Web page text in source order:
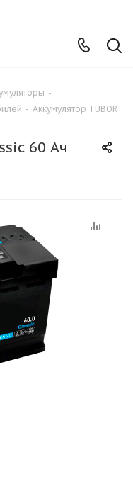
-
- Аккумулятор TUBOR
60 Ач